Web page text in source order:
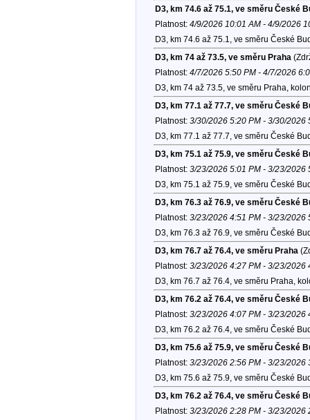
D3, km 74.6 až 75.1, ve směru České
Platnost: 4/9/2026 10:01 AM - 4/9/2026
D3, km 74.6 až 75.1, ve směru České
D3, km 74 až 73.5, ve směru Praha
Platnost: 4/7/2026 5:50 PM - 4/7/2026
D3, km 74 až 73.5, ve směru Praha,
D3, km 77.1 až 77.7, ve směru České
Platnost: 3/30/2026 5:20 PM - 3/30/2026
D3, km 77.1 až 77.7, ve směru České
D3, km 75.1 až 75.9, ve směru České
Platnost: 3/23/2026 5:01 PM - 3/23/2026
D3, km 75.1 až 75.9, ve směru České
D3, km 76.3 až 76.9, ve směru České
Platnost: 3/23/2026 4:51 PM - 3/23/2026
D3, km 76.3 až 76.9, ve směru České
D3, km 76.7 až 76.4, ve směru Praha
Platnost: 3/23/2026 4:27 PM - 3/23/2026
D3, km 76.7 až 76.4, ve směru Praha,
D3, km 76.2 až 76.4, ve směru České
Platnost: 3/23/2026 4:07 PM - 3/23/2026
D3, km 76.2 až 76.4, ve směru České
D3, km 75.6 až 75.9, ve směru České
Platnost: 3/23/2026 2:56 PM - 3/23/2026
D3, km 75.6 až 75.9, ve směru České
D3, km 76.2 až 76.4, ve směru České
Platnost: 3/23/2026 2:28 PM - 3/23/2026